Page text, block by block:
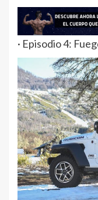
· Episodio 4: